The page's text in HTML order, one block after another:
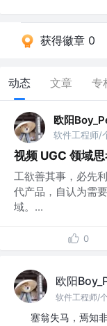
获得徽章 0
动态 文章 专
欧阳
视频 UGC 领域思
工欲善其事，必先
代产品，自认为需
域。...
0
欧阳
塞翁失马，焉知